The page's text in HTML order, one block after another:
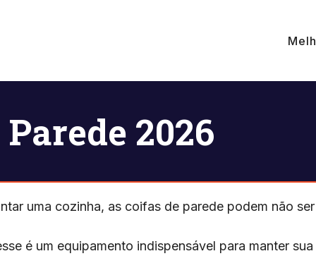
2026
uma cozinha, as coifas de parede podem não
é um equipamento indispensável para manter